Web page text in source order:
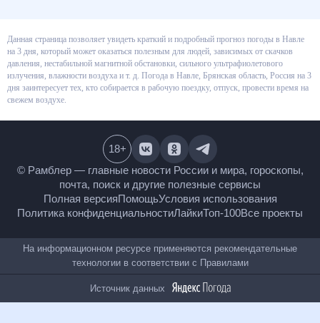
Данная страница позволяет увидеть краткий и подробный прогноз
погоды в Навле на 3 дня, который может оказаться полезным для людей,
зависимых от скачков давления, нестабильной магнитной обстановки,
сильного ультрафиолетового излучения, влажности воздуха и т. д.
Погода в Навле, Брянская область, Россия на 3 дня заинтересует тех, кто
собирается в рабочую поездку, отпуск, провести время на свежем
© Рамблер — главные новости России и мира,
гороскопы, почта, поиск и другие полезные сервисы
Полная версияПомощьУсловия использования
Все проекты
18+
На информационном ресурсе применяются
рекомендательные технологии в соответствии с